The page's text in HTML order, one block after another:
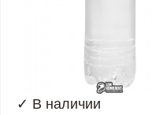
✓ В наличии